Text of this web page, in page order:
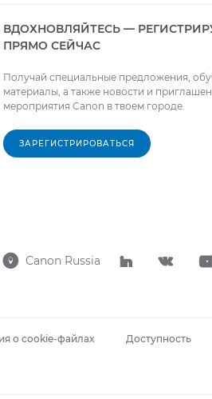
ВДОХНОВЛЯЙТЕСЬ —
ПРЯМО СЕЙЧАС
Получай специальные предложения,
материалы, а также новости и
мероприятия Canon в твоем городе.
ЗАРЕГИСТРИРОВАТЬСЯ
 Canon Russia   
о cookie-файлах Доступность